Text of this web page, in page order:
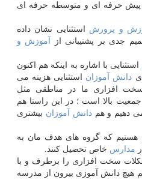
حرفه ای و متوسطه حرفه ای
و پرورش استثنایی نشان داده
جدی بر پشتیبانی از
آموزش و
استثنایی با اشاره به اینكه هم اكنون
دانش آموزان استثنایی هزینه می
سخت افزاری ما در مناطقی مثل
بالا است ؛ در این راستا هم
دهیم و همدانش آموزان بیشتری
هستیم كه گروه های هدف مان به
مدارس خاص تحصیل كنند.
سخت افزاری را برطرف و با
هیچ دانش آموزی بیرون از مدرسه